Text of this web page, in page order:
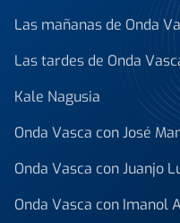
Las mañanas de Onda
Las tardes de Onda
Kale Nagusia
Onda Vasca con José
Onda Vasca con Juanjo
Onda Vasca con Imanol